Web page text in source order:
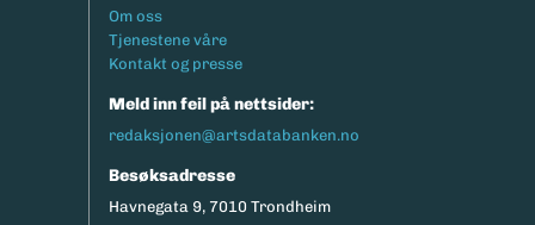
Footermeny
Om oss
Tjenestene våre
Kontakt og presse
Meld inn feil på nettsider:
redaksjonen@artsdatabanken.no
Besøksadresse
Havnegata 9, 7010 Trondheim